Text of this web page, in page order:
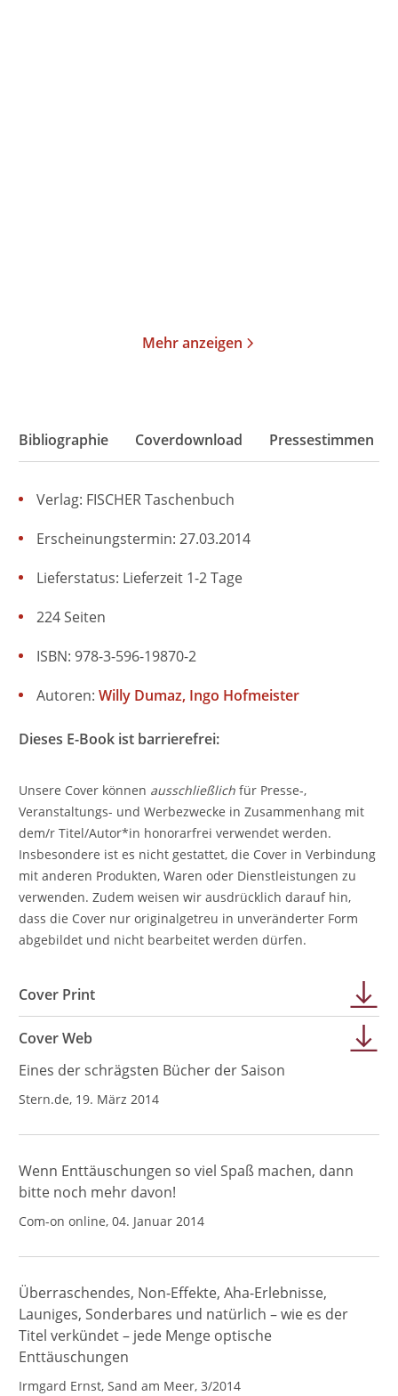
Mehr anzeigen
Bibliographie Coverdownload Pressestimmen
Verlag: FISCHER Taschenbuch
Erscheinungstermin: 27.03.2014
Lieferstatus: Lieferzeit 1-2 Tage
ISBN: 978-3-596-19870-2
224 Seiten
Autoren: Willy Dumaz Ingo Hofmeister
Dieses E-Book ist barrierefrei:
Unsere Cover können ausschließlichfür Presse-,
Veranstaltungs- und Werbezwecke in Zusammenhang mit
dem/r Titel/Autor*in honorarfrei verwendet werden.
Insbesondere ist es nicht gestattet, die Cover in Verbindung
mit anderen Produkten, Waren oder Dienstleistungen zu
verwenden. Zudem weisen wir ausdrücklich darauf hin,
dass die Cover nur originalgetreu in unveränderter Form
abgebildet und nicht bearbeitet werden dürfen.
Cover Print
Cover Web
Eines der schrägsten Bücher der Saison
Stern.de, 19. März 2014
Wenn Enttäuschungen so viel Spaß machen, dann
bitte noch mehr davon!
Com-on online, 04. Januar 2014
Überraschendes, Non-Effekte, Aha-Erlebnisse,
Launiges, Sonderbares und natürlich – wie es der
Titel verkündet – jede Menge optische
Enttäuschungen
Irmgard Ernst, Sand am Meer, 3/2014